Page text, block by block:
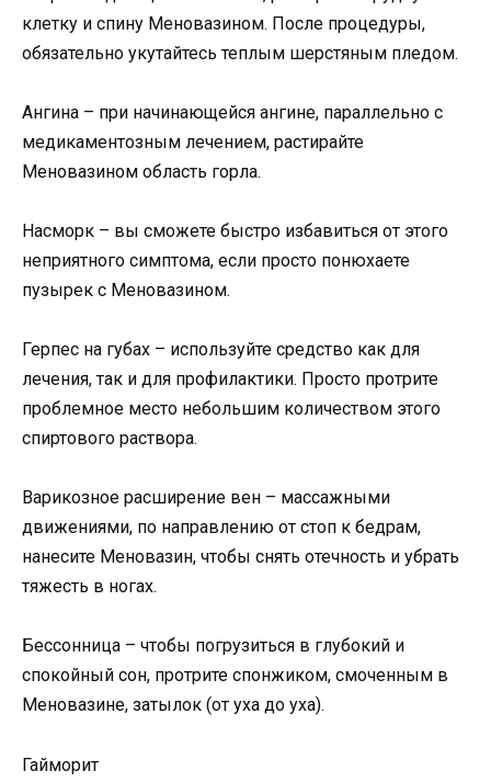
клетку и спину Меновазином. После процедуры,
обязательно укутайтесь теплым шерстяным пледом.
Ангина – при начинающейся ангине, параллельно с
медикаментозным лечением, растирайте
Меновазином область горла.
Насморк – вы сможете быстро избавиться от этого
неприятного симптома, если просто понюхаете
пузырек с Меновазином.
Герпес на губах – используйте средство как для
лечения, так и для профилактики. Просто протрите
проблемное место небольшим количеством этого
спиртового раствора.
Варикозное расширение вен – массажными
движениями, по направлению от стоп к бедрам,
нанесите Меновазин, чтобы снять отечность и убрать
тяжесть в ногах.
Бессонница – чтобы погрузиться в глубокий и
спокойный сон, протрите спонжиком, смоченным в
Меновазине, затылок (от уха до уха).
Гайморит